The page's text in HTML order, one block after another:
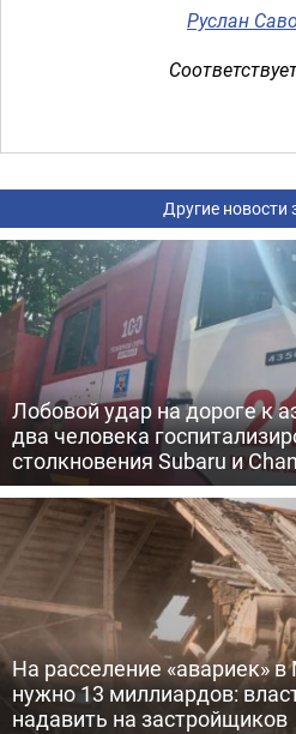
Руслан
Другие новости
Лобовой удар на дороге к
два человека
столкновения Subaru и
На расселение «авариек»
нужно 13 миллиардов:
надавить на застройщиков